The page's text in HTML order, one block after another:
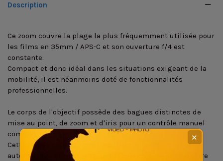
Description
Ce zoom couvre la plage la plus fréquemment utilisée pour
les films en 35mm / APS-C et son ouverture f/4 est
constante.
Compact et donc idéal dans les situations exigeant de la
mobilité, il est néanmoins doté de fonctionnalités
professionnelles.
Le corps de l'objectif possède des bagues distinctes de
mise au point, de zoom et d'iris pour un contrôle manuel
complet.
Cette bague coulisse pour basculer entre mise au point
automatique et manuelle. Le basculement peut ainsi être
✕